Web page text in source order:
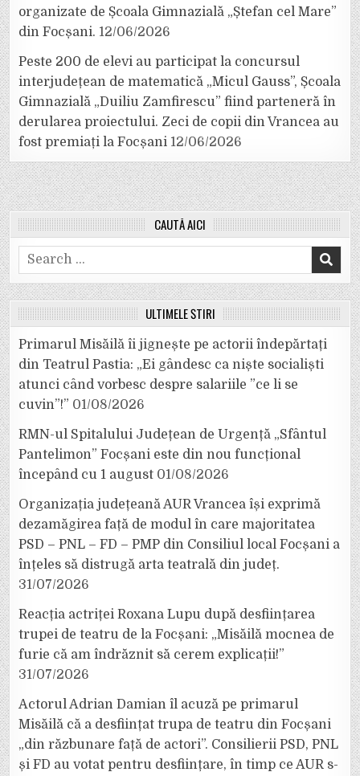
organizate de Școala Gimnazială „Ștefan cel Mare”
din Focșani. 12/06/2026
Peste 200 de elevi au participat la concursul
interjudețean de matematică „Micul Gauss”, Școala
Gimnazială „Duiliu Zamfirescu” fiind parteneră în
derularea proiectului. Zeci de copii din Vrancea au
fost premiați la Focșani 12/06/2026
CAUTĂ AICI
Search
for:
ULTIMELE ȘTIRI
Primarul Misăilă îi jignește pe actorii îndepărtați
din Teatrul Pastia: „Ei gândesc ca niște socialiști
atunci când vorbesc despre salariile ”ce li se
cuvin”!” 01/08/2026
RMN-ul Spitalului Județean de Urgență „Sfântul
Pantelimon” Focșani este din nou funcțional
începând cu 1 august 01/08/2026
Organizația județeană AUR Vrancea își exprimă
dezamăgirea față de modul în care majoritatea
PSD – PNL – FD – PMP din Consiliul local Focșani a
înțeles să distrugă arta teatrală din județ.
31/07/2026
Reacția actriței Roxana Lupu după desființarea
trupei de teatru de la Focșani: „Misăilă mocnea de
furie că am îndrăznit să cerem explicații!”
31/07/2026
Actorul Adrian Damian îl acuză pe primarul
Misăilă că a desființat trupa de teatru din Focșani
„din răzbunare față de actori”. Consilierii PSD, PNL
și FD au votat pentru desființare, în timp ce AUR s-